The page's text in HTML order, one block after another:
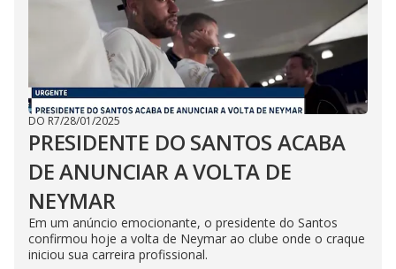
DO R7/28/01/2025
PRESIDENTE DO SANTOS ACABA
DE ANUNCIAR A VOLTA DE
NEYMAR
Em um anúncio emocionante, o presidente do Santos
confirmou hoje a volta de Neymar ao clube onde o craque
iniciou sua carreira profissional.